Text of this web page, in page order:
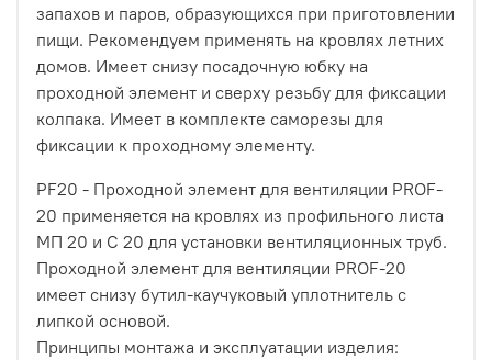
запахов и паров, образующихся при приготовлении
пищи. Рекомендуем применять на кровлях летних
домов. Имеет снизу посадочную юбку на
проходной элемент и сверху резьбу для фиксации
колпака. Имеет в комплекте саморезы для
фиксации к проходному элементу.
PF20 - Проходной элемент для вентиляции PROF-
20 применяется на кровлях из профильного листа
МП 20 и С 20 для установки вентиляционных труб.
Проходной элемент для вентиляции PROF-20
имеет снизу бутил-каучуковый уплотнитель с
липкой основой.
Принципы монтажа и эксплуатации изделия: